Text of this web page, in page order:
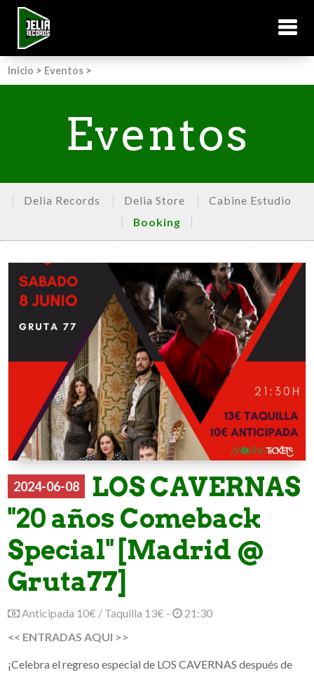
Inicio > Eventos >
Eventos
Delia Records Delia Store
Cabine Estudio
Booking
2024-06-08
LOS CAVERNAS
"20 años Comeback
Special" [Madrid @
Gruta77]
Anticipada 10€ / Taquilla 13€ -
21:30
<< ENTRADAS AQUI >>
¡Celebra el regreso especial de LOS CAVERNAS después de